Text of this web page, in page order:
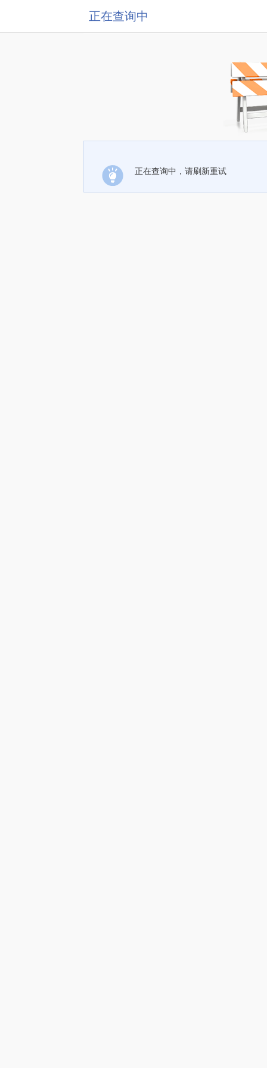
正在查询中
正在查询中，请刷新重试